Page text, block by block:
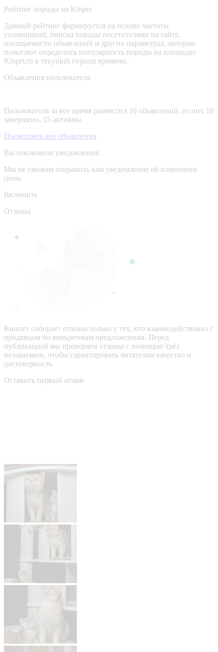
Рейтинг породы на Kinpet
Данный рейтинг формируется на основе частоты
упоминаний, поиска породы посетителями на сайте,
посещаемости объявлений и других параметрах, которые
помогают определить популярность породы на площадке
Kinpet.ru в текущий период времени.
Объявления пользователя
Пользователь за все время разместил 16 объявлений, из них 18
завершено, 15 активны.
Посмотреть все объявления
Вы отключили уведомления
Мы не сможем отправить вам уведомление об изменении
цены
Включить
Отзывы
Кинпет собирает отзывы только у тех, кто взаимодействовал с
продавцом по конкретным предложениям. Перед
публикацией мы проверяем отзывы с помощью трёх
механизмов, чтобы гарантировать читателям качество и
достоверность
Оставить первый отзыв